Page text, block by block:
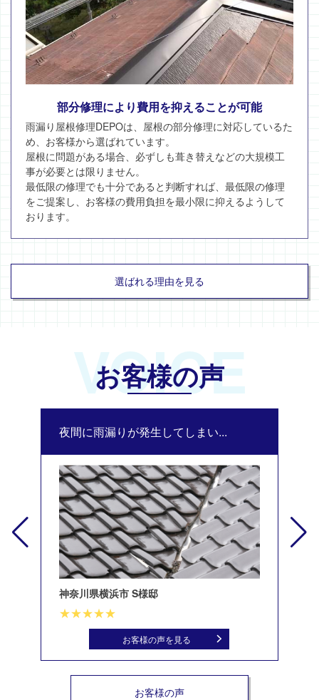
部分修理により費用を抑えることが可能
雨漏り屋根修理DEPOは、屋根の部分修理に対応しているた
め、お客様から選ばれています。
屋根に問題がある場合、必ずしも葺き替えなどの大規模工
事が必要とは限りません。
最低限の修理でも十分であると判断すれば、最低限の修理
をご提案し、お客様の費用負担を最小限に抑えるようして
おります。
選ばれる理由を見る
VOICE
お客様の声
夜間に雨漏りが発生してしまい...
神奈川県横浜市 S様邸
お客様の声を見る
お客様の声